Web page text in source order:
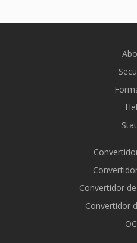
Convertidor
Convertidor